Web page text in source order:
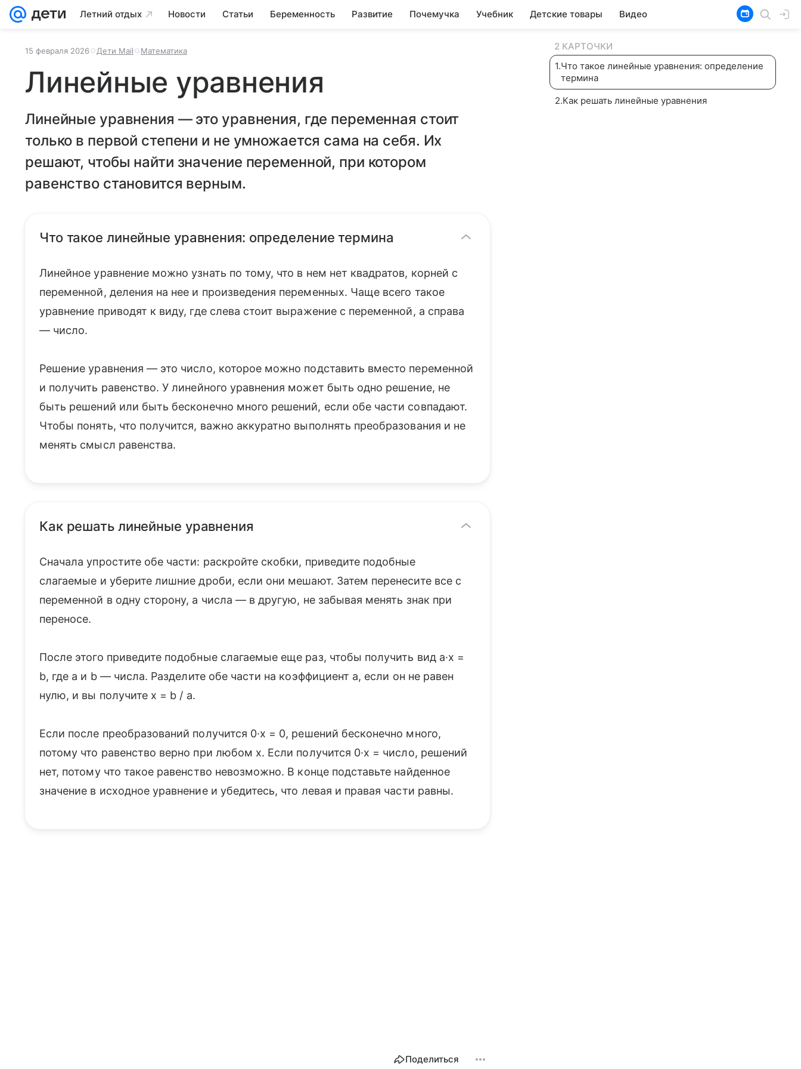
Летний отдых Новости Статьи Беременность Развитие Почемучка Учебник Детские товары Видео
15 февраля 2026 Дети Mail Математика
Линейные уравнения
Линейные уравнения — это уравнения, где переменная стоит
только в первой степени и не умножается сама на себя. Их
решают, чтобы найти значение переменной, при котором
равенство становится верным.
Что такое линейные уравнения: определение термина
Линейное уравнение можно узнать по тому, что в нем нет квадратов, корней с
переменной, деления на нее и произведения переменных. Чаще всего такое
уравнение приводят к виду, где слева стоит выражение с переменной, а справа
— число.
Решение уравнения — это число, которое можно подставить вместо переменной
и получить равенство. У линейного уравнения может быть одно решение, не
быть решений или быть бесконечно много решений, если обе части совпадают.
Чтобы понять, что получится, важно аккуратно выполнять преобразования и не
менять смысл равенства.
Как решать линейные уравнения
Сначала упростите обе части: раскройте скобки, приведите подобные
слагаемые и уберите лишние дроби, если они мешают. Затем перенесите все с
переменной в одну сторону, а числа — в другую, не забывая менять знак при
переносе.
После этого приведите подобные слагаемые еще раз, чтобы получить вид a·x =
b, где a и b — числа. Разделите обе части на коэффициент a, если он не равен
нулю, и вы получите x = b / a.
Если после преобразований получится 0·x = 0, решений бесконечно много,
потому что равенство верно при любом x. Если получится 0·x = число, решений
нет, потому что такое равенство невозможно. В конце подставьте найденное
значение в исходное уравнение и убедитесь, что левая и правая части равны.
Поделиться
2 КАРТОЧКИ
1.Что такое линейные уравнения: определение
термина
2.Как решать линейные уравнения